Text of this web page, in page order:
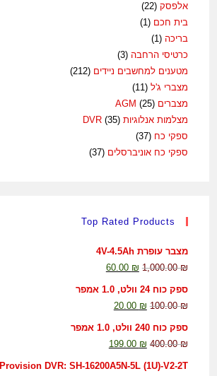
אלפסק (22)
בית חכם (1)
בריכה (1)
כרטיסי הרחבה (3)
מטענים למחשבים ניידים (212)
מצברי ג'ל (11)
מצברים AGM(25)
מצלמות אנלוגיות DVR(35)
ספקי כח (37)
ספקי כח אוניברסלים (37)
Top Rated Products
מצבר עופרת 4V-4.5Ah
1,000.00₪
60.00 ₪
ספק כוח 24 וולט, 1.0 אמפר
100.00₪
20.00 ₪
ספק כוח 240 וולט, 1.0 אמפר
400.00₪
199.00 ₪
Provision DVR: SH-16200A5N-5L (1U)-V2-2T